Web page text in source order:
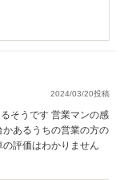
2024/03/20投稿
そうです 営業マンの感
ないので車の評価はわかりません